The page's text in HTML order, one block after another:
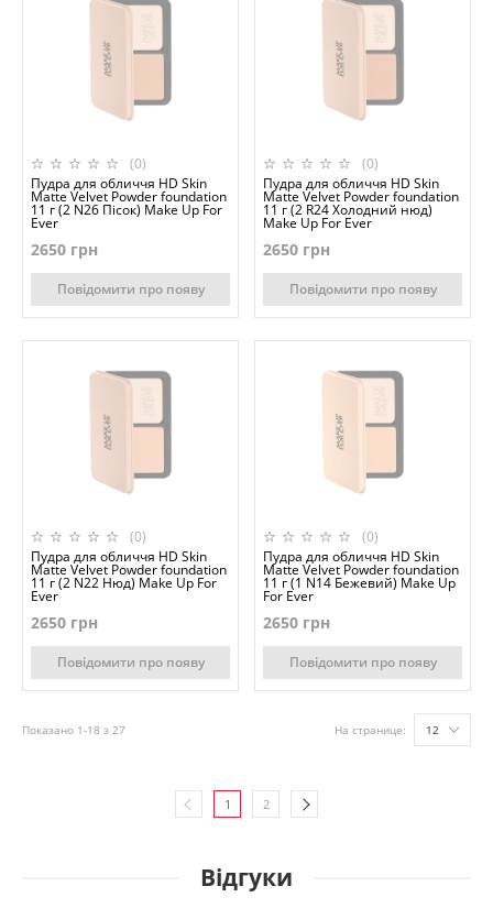
(0)
Пудра для обличчя HD Skin
Matte Velvet Powder foundation
11 г (2 N26 Пісок) Make Up For
Ever
2650 грн
Повідомити про появу
(0)
Пудра для обличчя HD Skin
Matte Velvet Powder foundation
11 г (2 R24 Холодний нюд)
Make Up For Ever
2650 грн
Повідомити про появу
(0)
Пудра для обличчя HD Skin
Matte Velvet Powder foundation
11 г (2 N22 Нюд) Make Up For
Ever
2650 грн
Повідомити про появу
(0)
Пудра для обличчя HD Skin
Matte Velvet Powder foundation
11 г (1 N14 Бежевий) Make Up
For Ever
2650 грн
Повідомити про появу
Показано 1-18 з 27 На странице: 12
1 2
Відгуки